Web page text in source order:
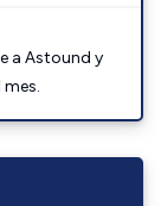
a Astound y